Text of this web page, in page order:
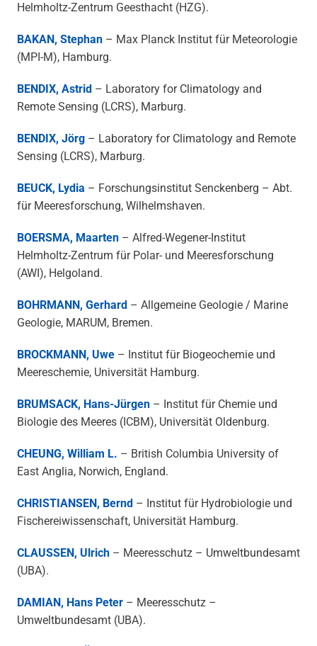
Helmholtz-Zentrum Geesthacht (HZG).
BAKAN, Stephan – Max Planck Institut für Meteorologie
(MPI-M), Hamburg.
BENDIX, Astrid – Laboratory for Climatology and
Remote Sensing (LCRS), Marburg.
BENDIX, Jörg – Laboratory for Climatology and Remote
Sensing (LCRS), Marburg.
BEUCK, Lydia – Forschungsinstitut Senckenberg – Abt.
für Meeresforschung, Wilhelmshaven.
BOERSMA, Maarten – Alfred-Wegener-Institut
Helmholtz-Zentrum für Polar- und Meeresforschung
(AWI), Helgoland.
BOHRMANN, Gerhard – Allgemeine Geologie / Marine
Geologie, MARUM, Bremen.
BROCKMANN, Uwe – Institut für Biogeochemie und
Meereschemie, Universität Hamburg.
BRUMSACK, Hans-Jürgen – Institut für Chemie und
Biologie des Meeres (ICBM), Universität Oldenburg.
CHEUNG, William L. – British Columbia University of
East Anglia, Norwich, England.
CHRISTIANSEN, Bernd – Institut für Hydrobiologie und
Fischereiwissenschaft, Universität Hamburg.
CLAUSSEN, Ulrich – Meeresschutz – Umweltbundesamt
(UBA).
DAMIAN, Hans Peter – Meeresschutz –
Umweltbundesamt (UBA).